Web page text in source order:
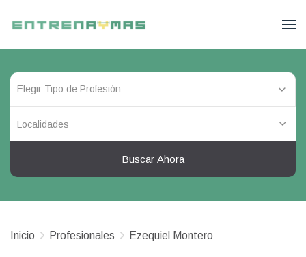
Localidades
Buscar Ahora
Inicio Profesionales Ezequiel Montero